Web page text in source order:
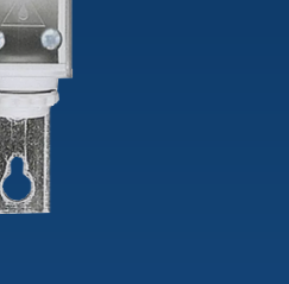
e movimentos
da luz
LUXORliving
de LEDs